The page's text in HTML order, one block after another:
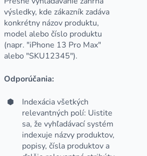
výsledky, kde zákazník zadáva
konkrétny názov produktu,
model alebo číslo produktu
(napr. "iPhone 13 Pro Max"
alebo "SKU12345").
Odporúčania:
Indexácia všetkých
relevantných polí: Uistite
sa, že vyhľadávací systém
indexuje názvy produktov,
popisy, čísla produktov a